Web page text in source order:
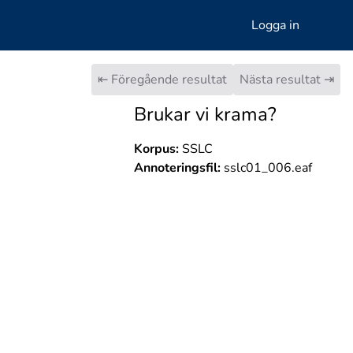
Logga in
⇤ Föregående resultat Nästa resultat ⇥
Brukar vi krama?
Korpus:SSLC
Annoteringsfil:sslc01_006.eaf